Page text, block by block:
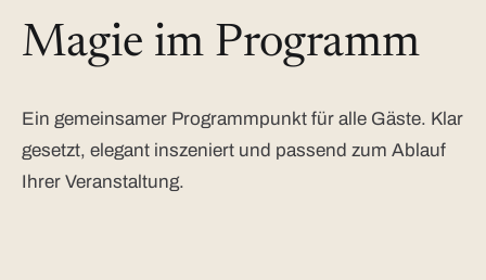
Magie im Programm
Ein gemeinsamer Programmpunkt für alle Gäste. Klar
gesetzt, elegant inszeniert und passend zum Ablauf
Ihrer Veranstaltung.